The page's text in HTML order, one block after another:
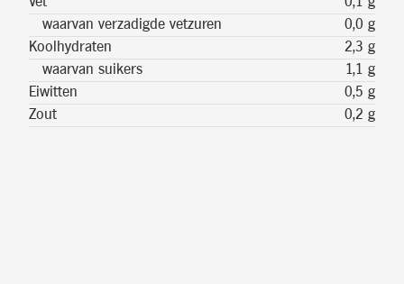
waarvan verzadigde vetzuren
0,0 g
Koolhydraten
2,3 g
waarvan suikers
1,1 g
Eiwitten
0,5 g
Zout
0,2 g